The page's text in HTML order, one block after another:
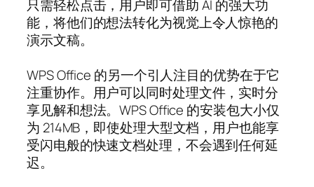
只需轻松点击，用户即可借助 AI 的强大功
能，将他们的想法转化为视觉上令人惊艳的
演示文稿。
WPS Office 的另一个引人注目的优势在于它
注重协作。用户可以同时处理文件，实时分
享见解和想法。WPS Office 的安装包大小仅
为 214MB，即使处理大型文档，用户也能享
受闪电般的快速文档处理，不会遇到任何延
迟。